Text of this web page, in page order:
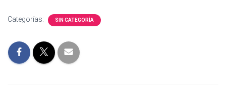
Categorías: SIN CATEGORÍA